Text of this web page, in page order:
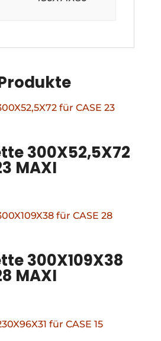
300X52,5X72
MAXI
300X109X38
MAXI